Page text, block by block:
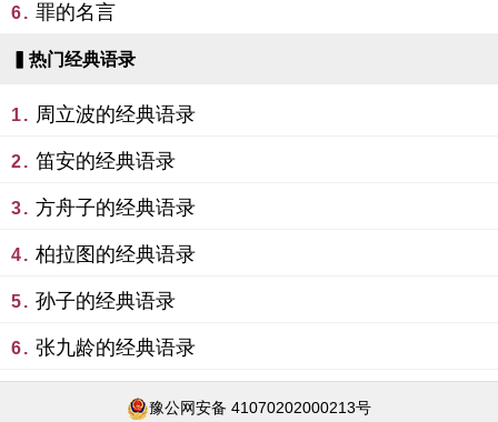
6. 罪的名言
▍热门经典语录
1. 周立波的经典语录
2. 笛安的经典语录
3. 方舟子的经典语录
4. 柏拉图的经典语录
5. 孙子的经典语录
6. 张九龄的经典语录
豫公网安备 41070202000213号